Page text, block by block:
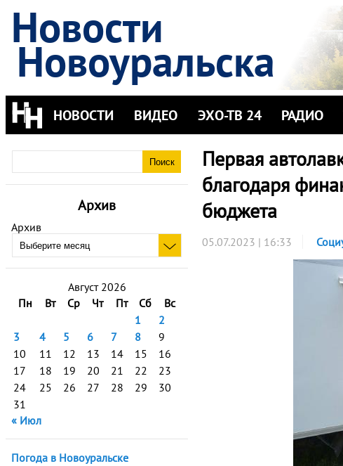
Новости
Новоуральска
НОВОСТИ ВИДЕО ЭХО-ТВ 24 РАДИО
Архив
Архив
Август 2026
Пн
Вт Ср Чт Пт Сб
Вс
1
2
3
4 5 6 7 8
9
10
11 12 13 14 15
16
17
18 19 20 21 22
23
24
25 26 27 28 29
30
31
« Июл
Погода в Новоуральске
Первая
благодаря
бюджета
05.07.2023 | 16:33